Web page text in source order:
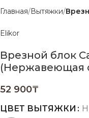
Главная Вытяжки
Elikor
Врезной блок
(Нержавеющая
52 900₸
ЦВЕТ ВЫТЯЖКИ